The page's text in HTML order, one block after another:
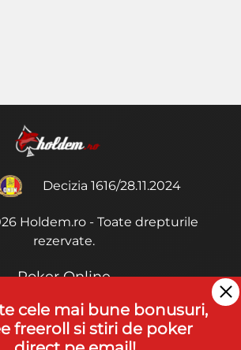
Decizia 1616/28.11.2024
Holdem.ro - Toate drepturile
rezervate.
Poker Online
si Conditii
Joaca Poker
cele mai bune bonusuri,
freeroll si stiri de poker